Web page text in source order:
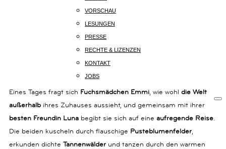
VORSCHAU
LESUNGEN
PRESSE
RECHTE & LIZENZEN
KONTAKT
JOBS
IMPRESSUM
DATENSCHUTZ
JAHREN ZUM THEMA ACHTSAMKEIT UND
Eines Tages fragt sich Fuchsmädchen Emmi, wie wohl die Welt
außerhalb ihres Zuhauses aussieht, und gemeinsam mit ihrer
besten Freundin Luna begibt sie sich auf eine aufregende Reise.
Die beiden kuscheln durch flauschige Pusteblumenfelder,
erkunden dichte Tannenwälder und tanzen durch den warmen